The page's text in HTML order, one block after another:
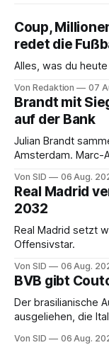
Coup,
redet die
Alles, was du
Von Redaktion 07
Brandt mit
auf der Bank
Julian Brandt
Amsterdam. Marc-
Von SID 06 Aug.
Real Madrid
2032
Real Madrid setzt
Offensivstar.
Von SID 06 Aug.
BVB gibt
Der brasilianische
ausgeliehen, die
Von SID 06 Aug.